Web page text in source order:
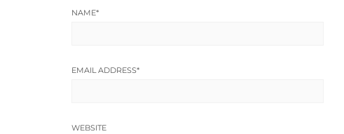
NAME*
EMAIL ADDRESS*
WEBSITE